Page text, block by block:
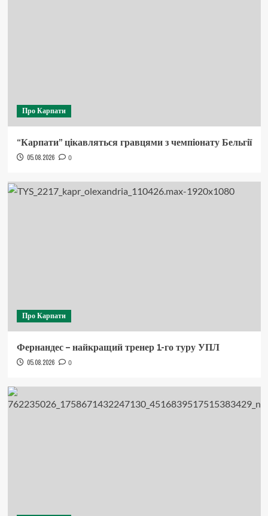
Про Карпати
“Карпати” цікавляться гравцями з чемпіонату Бельгії
05.08.2026 0
Про Карпати
Фернандес – найкращий тренер 1-го туру УПЛ
05.08.2026 0